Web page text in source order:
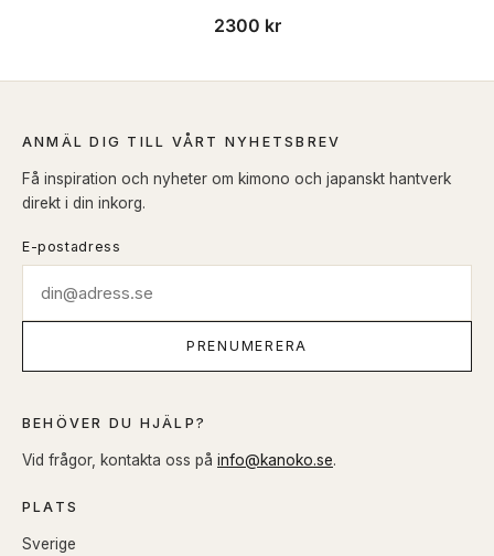
2300 kr
ANMÄL DIG TILL VÅRT NYHETSBREV
Få inspiration och nyheter om kimono och japanskt hantverk
direkt i din inkorg.
E-postadress
PRENUMERERA
BEHÖVER DU HJÄLP?
Vid frågor, kontakta oss på info@kanoko.se.
PLATS
Sverige